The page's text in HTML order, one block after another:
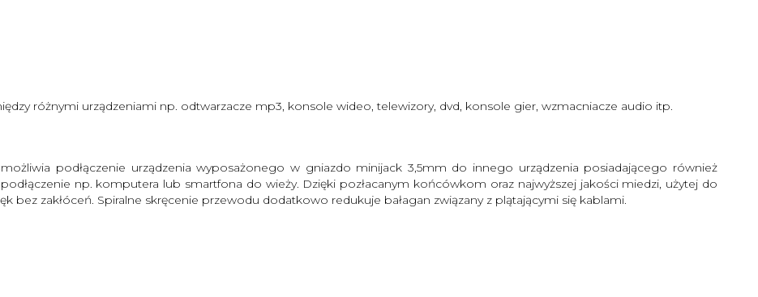
różnymi urządzeniami np. odtwarzacze mp3, konsole wideo, telewizory, dvd, konsole gier, wzmacniacze audio itp.
podłączenie urządzenia wyposażonego w gniazdo minijack 3,5mm do innego urządzenia posiadającego również
np. komputera lub smartfona do wieży. Dzięki pozłacanym końcówkom oraz najwyższej jakości miedzi, użytej do
bez zakłóceń. Spiralne skręcenie przewodu dodatkowo redukuje bałagan związany z plątającymi się kablami.